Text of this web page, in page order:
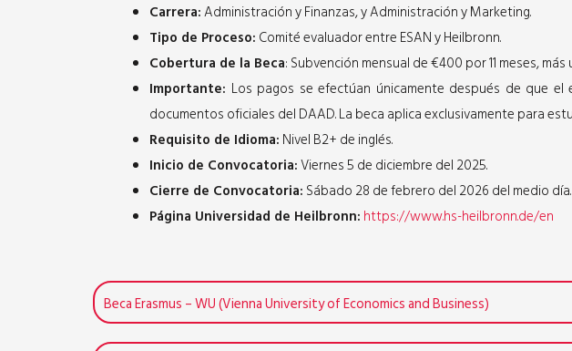
Carrera:Administración y Finanzas, y Administración y Marketing.
Tipo de Proceso: Comité evaluador entre ESAN y Heilbronn.
Cobertura de la Beca: Subvención mensual de €400 por 11 meses,
Importante: Los pagos se efectúan únicamente después de que
documentos oficiales del DAAD. La beca aplica exclusivamente para
Requisito de Idioma: Nivel B2+ de inglés.
Inicio de Convocatoria:Viernes 5 de diciembre del 2025.
Cierre de Convocatoria: Sábado 28 de febrero del 2026 del medio día.
Página Universidad de Heilbronn: https://www.hs-heilbronn.de/en
Beca Erasmus – WU (Vienna University of Economics and Business)